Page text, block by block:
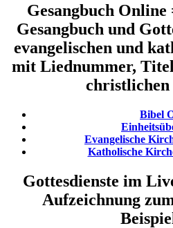
Gesangbuch Online
Gesangbuch und
evangelischen und
mit Liednummer,
christlichen
Bibel
Evangelische
Katholische
Gottesdienste im
Aufzeichnung